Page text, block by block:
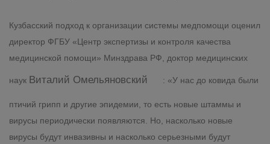
Кузбасский подход к организации системы медпомощи оценил
директор ФГБУ «Центр экспертизы и контроля качества
медицинской помощи» Минздрава РФ, доктор медицинских
наук Виталий Омельяновский : «У нас до ковида были
птичий грипп и другие эпидемии, то есть новые штаммы и
вирусы периодически появляются. Но, насколько новые
вирусы будут инвазивны и насколько серьезными будут